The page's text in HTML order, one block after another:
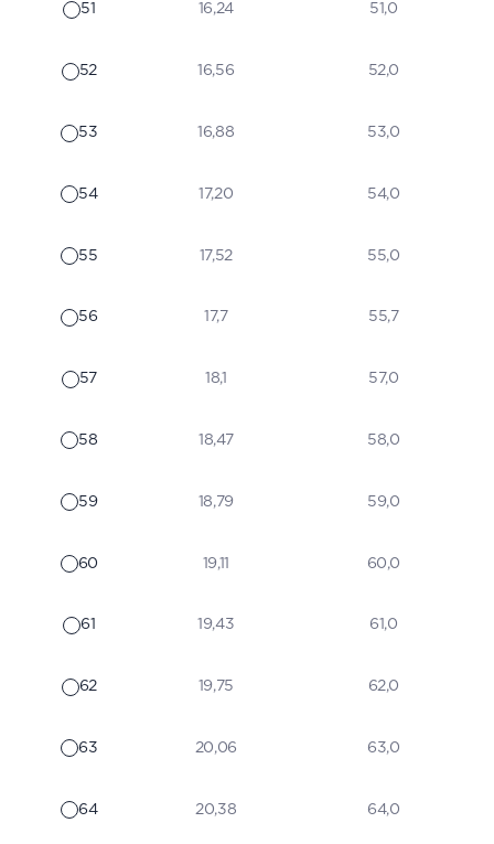
51 16,24 51,0
52 16,56 52,0
53 16,88 53,0
54 17,20 54,0
55 17,52 55,0
56 17,7 55,7
57 18,1 57,0
58 18,47 58,0
59 18,79 59,0
60 19,11 60,0
61 19,43 61,0
62 19,75 62,0
63 20,06 63,0
64 20,38 64,0